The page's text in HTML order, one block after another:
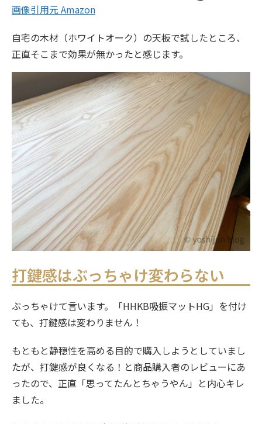
画像引用元 Amazon
自宅の木材（ホワイトオーク）の天板で試したところ、
正直そこまで効果が無かったと感じます。
打鍵感はぶっちゃけ変わらない
ぶっちゃけて言います。「HHKB吸振マットHG」を付け
ても、打鍵感は変わりません！
もともと静穏性を高める目的で購入しようとしていまし
たが、打鍵感が良くなる！と商品購入者のレビューにあ
ったので、正直「思ってたんとちゃうやん」と内心キレ
ました。